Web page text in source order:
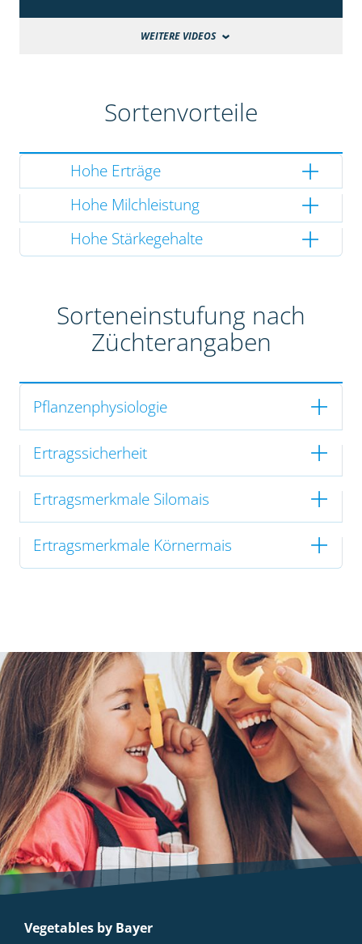
WEITERE VIDEOS
Sortenvorteile
Hohe Erträge
Hohe Milchleistung
Hohe Stärkegehalte
Sorteneinstufung nach
Züchterangaben
Pflanzenphysiologie
Ertragssicherheit
Ertragsmerkmale Silomais
Ertragsmerkmale Körnermais
Vegetables by Bayer